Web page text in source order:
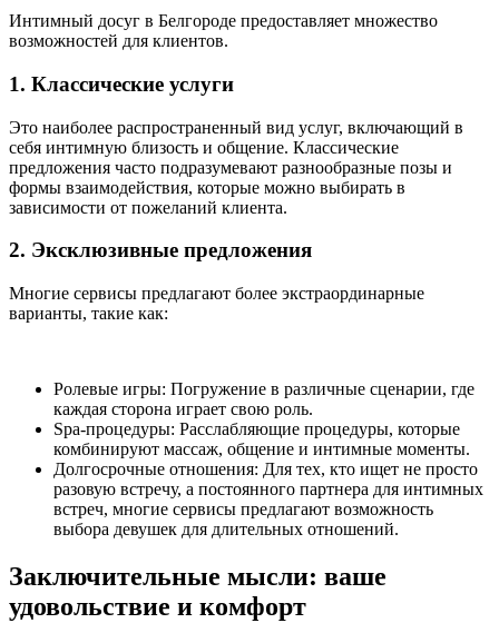
Интимный досуг в Белгороде предоставляет множество
возможностей для клиентов.
1. Классические услуги
Это наиболее распространенный вид услуг, включающий в
себя интимную близость и общение. Классические
предложения часто подразумевают разнообразные позы и
формы взаимодействия, которые можно выбирать в
зависимости от пожеланий клиента.
2. Эксклюзивные предложения
Многие сервисы предлагают более экстраординарные
варианты, такие как:
Ролевые игры: Погружение в различные сценарии, где
каждая сторона играет свою роль.
Spa-процедуры: Расслабляющие процедуры, которые
комбинируют массаж, общение и интимные моменты.
Долгосрочные отношения: Для тех, кто ищет не просто
разовую встречу, а постоянного партнера для интимных
встреч, многие сервисы предлагают возможность
выбора девушек для длительных отношений.
Заключительные мысли: ваше
удовольствие и комфорт